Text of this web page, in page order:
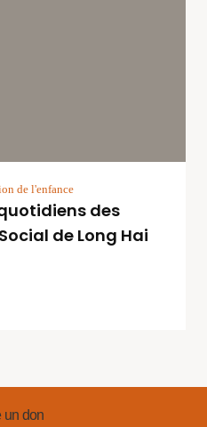
de l'enfance
des
de Long Hai
un don